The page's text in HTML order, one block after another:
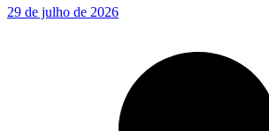
29 de julho de 2026